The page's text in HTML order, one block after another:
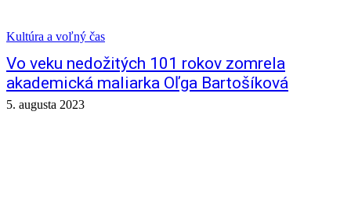
Kultúra a voľný čas
Vo veku nedožitých 101 rokov zomrela
akademická maliarka Oľga Bartošíková
5. augusta 2023